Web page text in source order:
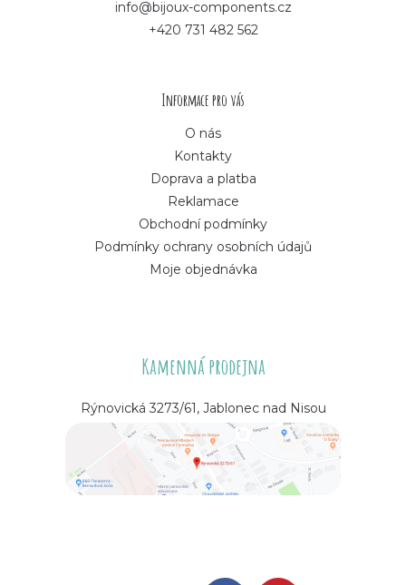
info@bijoux-components.cz
+420 731 482 562
Informace pro vás
O nás
Kontakty
Doprava a platba
Reklamace
Obchodní podmínky
Podmínky ochrany osobních údajů
Moje objednávka
Kamenná prodejna
Rýnovická 3273/61, Jablonec nad Nisou